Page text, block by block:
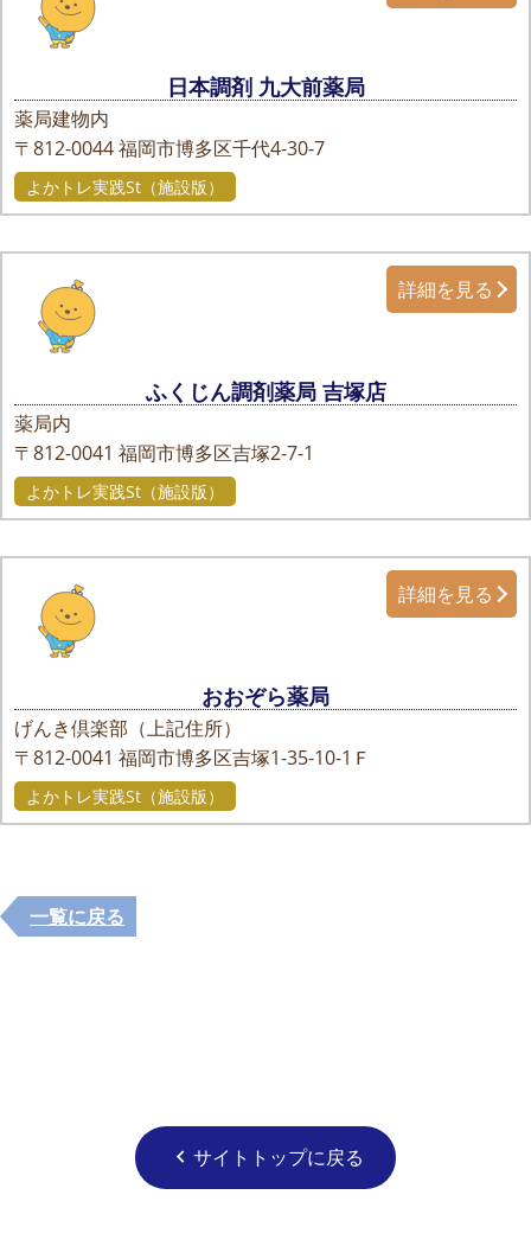
日本調剤 九大前薬局
薬局建物内
〒812-0044福岡市博多区千代4-30-7
よかトレ実践St（施設版）
ふくじん調剤薬局 吉塚店
薬局内
〒812-0041 福岡市博多区吉塚2-7-1
詳細を見る
よかトレ実践St（施設版）
おおぞら薬局
げんき倶楽部（上記住所）
〒812-0041 福岡市博多区吉塚1-35-10-1Ｆ
詳細を見る
よかトレ実践St（施設版）
一覧に戻る
chevron_left サイトトップに戻る